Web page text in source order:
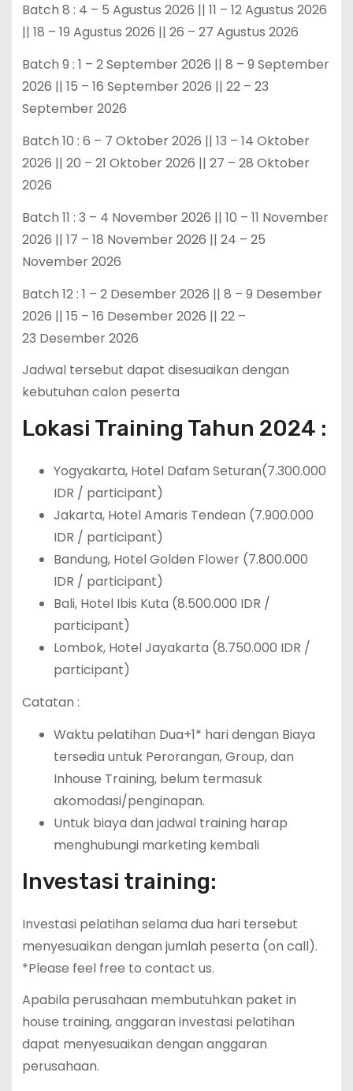
Batch 8 : 4 – 5 Agustus 2026 || 11 – 12 Agustus 2026
|| 18 – 19 Agustus 2026 || 26 – 27 Agustus 2026
Batch 9 : 1 – 2 September 2026 || 8 – 9 September
2026 || 15 – 16 September 2026 || 22 – 23
September 2026
Batch 10 : 6 – 7 Oktober 2026 || 13 – 14 Oktober
2026 || 20 – 21 Oktober 2026 || 27 – 28 Oktober
2026
Batch 11 : 3 – 4 November 2026 || 10 – 11 November
2026 || 17 – 18 November 2026 || 24 – 25
November 2026
Batch 12 : 1 – 2 Desember 2026 || 8 – 9 Desember
2026 || 15 – 16 Desember 2026 || 22 –
23 Desember 2026
Jadwal tersebut dapat disesuaikan dengan
kebutuhan calon peserta
Lokasi Training Tahun 2024 :
Yogyakarta, Hotel Dafam Seturan(7.300.000
IDR / participant)
Jakarta, Hotel Amaris Tendean (7.900.000
IDR / participant)
Bandung, Hotel Golden Flower (7.800.000
IDR / participant)
Bali, Hotel Ibis Kuta (8.500.000 IDR /
participant)
Lombok, Hotel Jayakarta (8.750.000 IDR /
participant)
Catatan :
Waktu pelatihan Dua+1* hari dengan Biaya
tersedia untuk Perorangan, Group, dan
Inhouse Training, belum termasuk
akomodasi/penginapan.
Untuk biaya dan jadwal training harap
menghubungi marketing kembali
Investasi training:
Investasi pelatihan selama dua hari tersebut
menyesuaikan dengan jumlah peserta (on call).
*Please feel free to contact us.
Apabila perusahaan membutuhkan paket in
house training, anggaran investasi pelatihan
dapat menyesuaikan dengan anggaran
perusahaan.